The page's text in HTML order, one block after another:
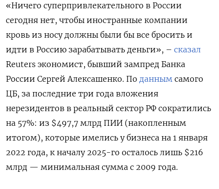
«Ничего суперпривлекательного в России
сегодня нет, чтобы иностранные компании
кровь из носу должны были бы все бросить и
идти в Россию зарабатывать деньги», – сказал
Reuters экономист, бывший зампред Банка
России Сергей Алексашенко. По данным самого
ЦБ, за последние три года вложения
нерезидентов в реальный сектор РФ сократились
на 57%: из $497,7 млрд ПИИ (накопленным
итогом), которые имелись у бизнеса на 1 января
2022 года, к началу 2025-го осталось лишь $216
млрд — минимальная сумма с 2009 года.